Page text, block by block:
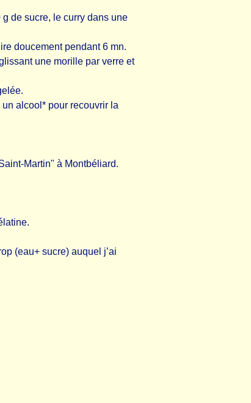
de sucre, le curry dans une
doucement pendant 6 mn.
une morille par verre et
alcool* pour recouvrir la
Martin" à Montbéliard.
(eau+ sucre) auquel j’ai